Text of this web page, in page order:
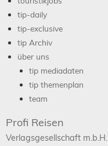
tip-daily
tip-exclusive
tip Archiv
über uns
tip mediadaten
tip themenplan
team
Profi Reisen
Verlagsgesellschaft m.b.H.